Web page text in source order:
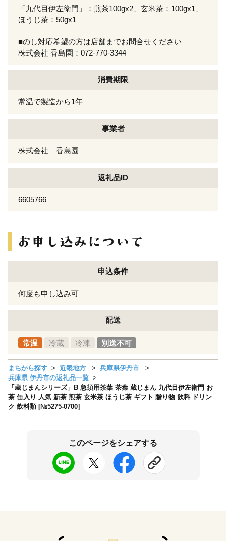
「九代目伊左衛門」：煎茶100gx2、玄米茶：100gx1、
ほうじ茶：50gx1
■のし対応希望の方は店舗までお問合せください
株式会社 香島園：072-770-3344
消費期限
常温で製造から1年
事業者
株式会社 香島園
返礼品ID
6605766
申込条件
何度も申し込み可
配送
常温 冷蔵 冷凍 別送不可
まちから探す 近畿地方
兵庫県伊丹市
兵庫県 伊丹市の返礼品一覧
「蔵じまんシリーズ」B 急須用茶葉 茶葉 蔵じまん 九代目伊左衛門 お
茶 缶入り 人気 新茶 煎茶 玄米茶 ほうじ茶 ギフト 贈り物 飲料 ドリン
ク 飲料類 [№5275-0700]
このページをシェアする